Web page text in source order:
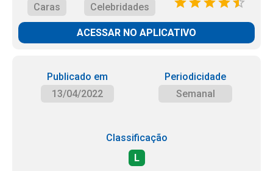
Caras
Celebridades
ACESSAR NO APLICATIVO
Publicado em
13/04/2022
Periodicidade
Semanal
Classificação
L